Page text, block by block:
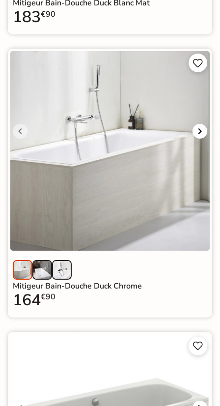
Mitigeur Bain-Douche Duck Blanc Mat
183€90


Mitigeur Bain-Douche Duck Chrome
164€90

